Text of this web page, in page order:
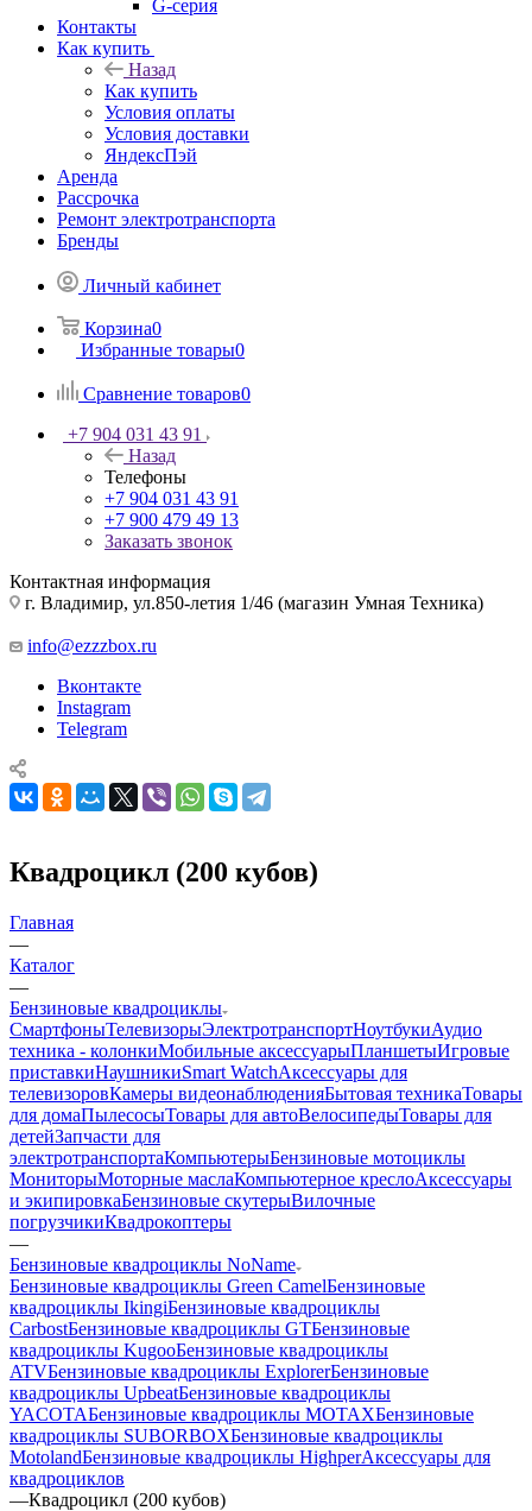
G-серия
Контакты
Как купить
Назад
Как купить
Условия оплаты
Условия доставки
ЯндексПэй
Аренда
Рассрочка
Ремонт электротранспорта
Бренды
Личный кабинет
Корзина0
Избранные товары0
Сравнение товаров0
+7 904 031 43 91
Назад
Телефоны
+7 904 031 43 91
+7 900 479 49 13
Заказать звонок
Контактная информация
г. Владимир, ул.850-летия 1/46 (магазин Умная Техника)
info@ezzzbox.ru
Вконтакте
Instagram
Telegram
Квадроцикл (200 кубов)
Главная
—
Каталог
—
Бензиновые квадроциклы
СмартфоныТелевизорыЭлектротранспортНоутбукиАудио
техника - колонкиМобильные аксессуарыПланшетыИгровые
приставкиНаушникиSmart WatchАксессуары для
телевизоровКамеры видеонаблюденияБытовая техникаТовары
для домаПылесосыТовары для автоВелосипедыТовары для
детейЗапчасти для
электротранспортаКомпьютерыБензиновые мотоциклы
МониторыМоторные маслаКомпьютерное креслоАксессуары
и экипировкаБензиновые скутерыВилочные
погрузчикиКвадрокоптеры
—
Бензиновые квадроциклы NoName
Бензиновые квадроциклы Green CamelБензиновые
квадроциклы IkingiБензиновые квадроциклы
CarbostБензиновые квадроциклы GTБензиновые
квадроциклы KugooБензиновые квадроциклы
ATVБензиновые квадроциклы ExplorerБензиновые
квадроциклы UpbeatБензиновые квадроциклы
YACOTAБензиновые квадроциклы MOTAXБензиновые
квадроциклы SUBORBOXБензиновые квадроциклы
MotolandБензиновые квадроциклы HighperАксессуары для
квадроциклов
—Квадроцикл (200 кубов)